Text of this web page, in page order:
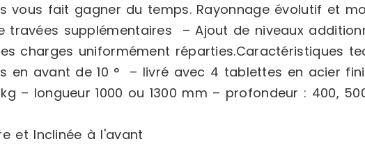
vous fait gagner du temps. Rayonnage évolutif et
travées supplémentaires – Ajout de niveaux
charges uniformément réparties.Caractéristiques
en avant de 10 ° – livré avec 4 tablettes en acier
– longueur 1000 ou 1300 mm – profondeur : 400,
et Inclinée à l'avant